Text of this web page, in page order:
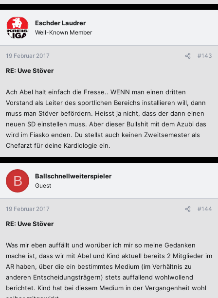
Eschder Laudrer
Well-Known Member
19 Februar 2017 #143
RE: Uwe Stöver
Ach Abel halt einfach die Fresse.. WENN man einen dritten
Vorstand als Leiter des sportlichen Bereichs installieren will, dann
muss man Stöver befördern. Heisst ja nicht, dass der dann einen
neuen SD einstellen muss. Aber dieser Bullshit mit dem Azubi das
wird im Fiasko enden. Du stellst auch keinen Zweitsemester als
Chefarzt für deine Kardiologie ein.
B Ballschnellweiterspieler
Guest
19 Februar 2017 #144
RE: Uwe Stöver
Was mir eben auffällt und worüber ich mir so meine Gedanken
mache ist, dass wir mit Abel und Kind aktuell bereits 2 Mitglieder im
AR haben, über die ein bestimmtes Medium (im Verhältnis zu
anderen Entscheidungsträgern) stets auffallend wohlwollend
berichtet. Kind hat bei diesem Medium in der Vergangenheit wohl